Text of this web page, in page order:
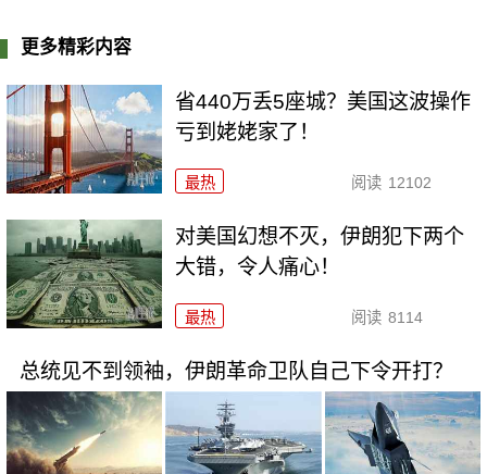
更多精彩内容
省440万丢5座城？美国这波操作
亏到姥姥家了！
最热 阅读 12102
对美国幻想不灭，伊朗犯下两个
大错，令人痛心！
最热 阅读 8114
总统见不到领袖，伊朗革命卫队自己下令开打？